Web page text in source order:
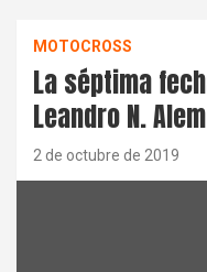
MOTOCROSS
La séptima
Leandro N. Alem
2 de octubre de 2019